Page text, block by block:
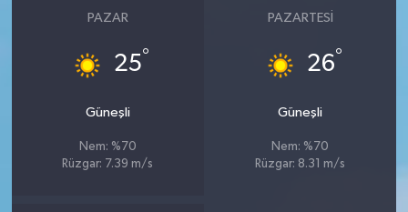
PAZAR
25°
Güneşli
Nem: %70
Rüzgar: 7.39 m/s
PAZARTESI
26°
Güneşli
Nem: %70
Rüzgar: 8.31 m/s